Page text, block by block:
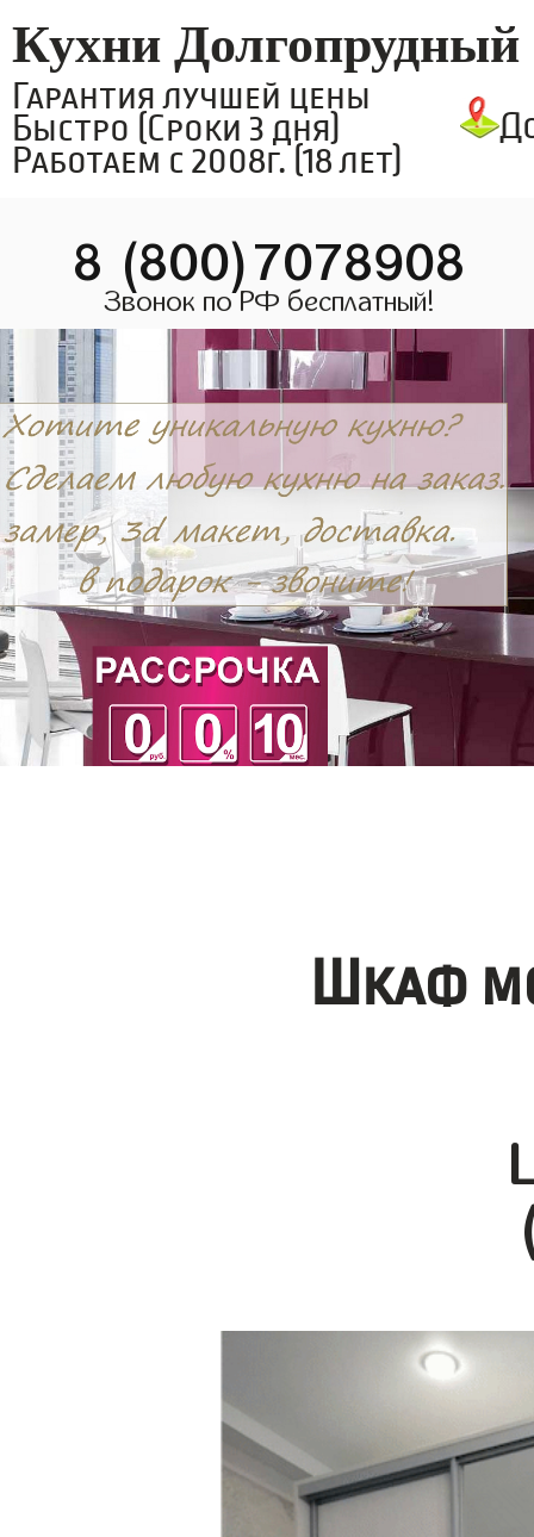
Кухни Долгопрудный
Гарантия лучшей цены
Быстро (Сроки 3 дня)
Работаем с 2008г. (18 лет)
8 (800)7078908
Звонок по РФ бесплатный!
Шкаф